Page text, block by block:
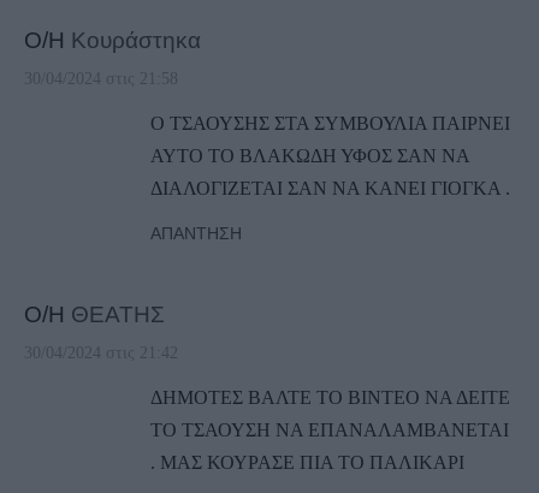
Ο/Η Κουράστηκα
30/04/2024 στις 21:58
Ο ΤΣΑΟΥΣΗΣ ΣΤΑ ΣΥΜΒΟΥΛΙΑ ΠΑΙΡΝΕΙ
ΑΥΤΟ ΤΟ ΒΛΑΚΩΔΗ ΥΦΟΣ ΣΑΝ ΝΑ
ΔΙΑΛΟΓΙΖΕΤΑΙ ΣΑΝ ΝΑ ΚΑΝΕΙ ΓΙΟΓΚΑ .
ΑΠΆΝΤΗΣΗ
Ο/Η ΘΕΑΤΗΣ
30/04/2024 στις 21:42
ΔΗΜΟΤΕΣ ΒΑΛΤΕ ΤΟ ΒΙΝΤΕΟ ΝΑ ΔΕΙΤΕ
ΤΟ ΤΣΑΟΥΣΗ ΝΑ ΕΠΑΝΑΛΑΜΒΑΝΕΤΑΙ
. ΜΑΣ ΚΟΥΡΑΣΕ ΠΙΑ ΤΟ ΠΑΛΙΚΑΡΙ